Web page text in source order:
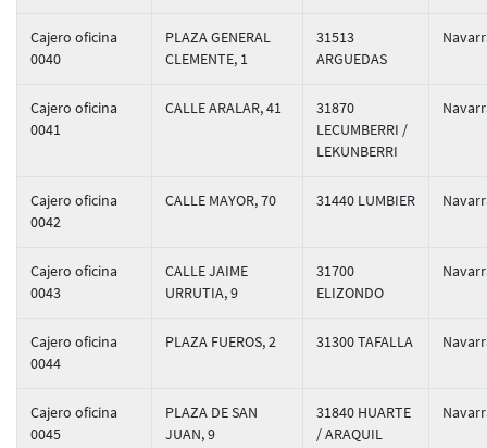
Cajero oficina
0040
PLAZA GENERAL
CLEMENTE, 1
31513
ARGUEDAS
Cajero oficina
0041
CALLE ARALAR, 41
31870
LECUMBERRI /
LEKUNBERRI
Cajero oficina
0042
CALLE MAYOR, 70 31440 LUMBIER
Cajero oficina
0043
CALLE JAIME
URRUTIA, 9
31700
ELIZONDO
Cajero oficina
0044
PLAZA FUEROS, 2 31300 TAFALLA
Cajero oficina
0045
PLAZA DE SAN
JUAN, 9
31840 HUARTE
/ ARAQUIL